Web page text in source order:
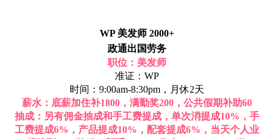
WP 美发师 2000+
政通出国劳务
职位：美发师
准证：WP
时间：9:00am-8:30pm，月休2天
薪水：底薪加住补1800，满勤奖200，公共假期补助60
抽成：另有佣金抽成和手工费提成，单次消提成10%，手
工费提成6%，产品提成10%，配套提成6%，当天个人业